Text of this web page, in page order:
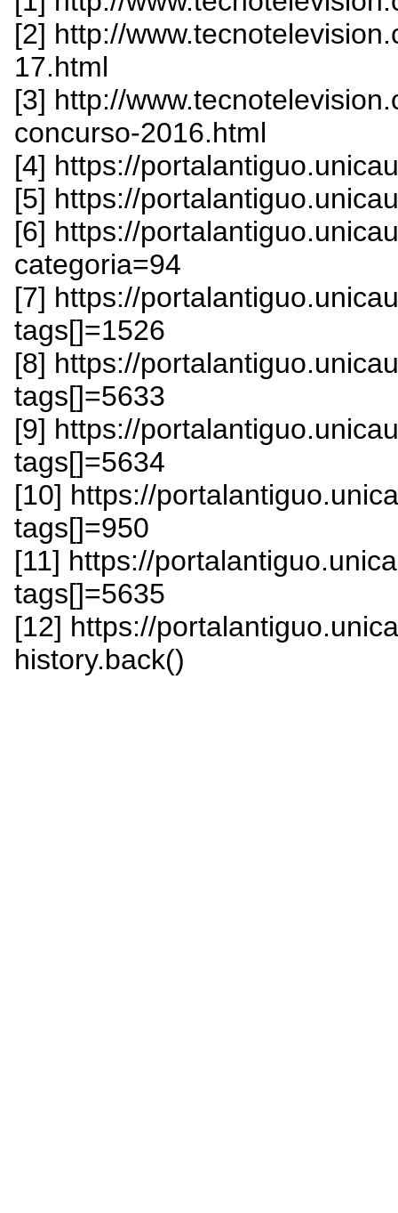
[2] http://
17.html
[3] http://
concurso-2016.html
[4] https://
[5] https://
[6] https://
categoria=94
[7] https://
tags[]=1526
[8] https://
tags[]=5633
[9] https://
tags[]=5634
[10] https://
tags[]=950
[11] https://
tags[]=5635
[12] https://
history.back()